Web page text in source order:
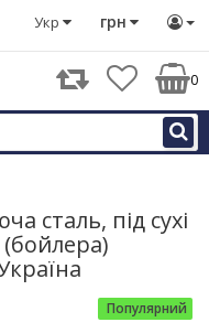
грн
Укр
0
техніки Запчастини
сталь, під сухі
Популярний